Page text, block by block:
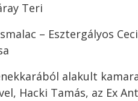
Teri
– Esztergályos
alakult
Hacki Tamás, az Ex